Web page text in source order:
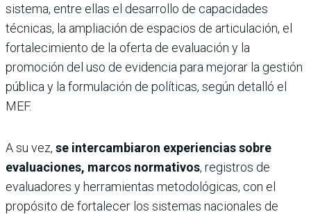
sistema, entre ellas el desarrollo de capacidades
técnicas, la ampliación de espacios de articulación, el
fortalecimiento de la oferta de evaluación y la
promoción del uso de evidencia para mejorar la gestión
pública y la formulación de políticas, según detalló el
MEF.
A su vez, se intercambiaron experiencias sobre
evaluaciones, marcos normativos, registros de
evaluadores y herramientas metodológicas, con el
propósito de fortalecer los sistemas nacionales de